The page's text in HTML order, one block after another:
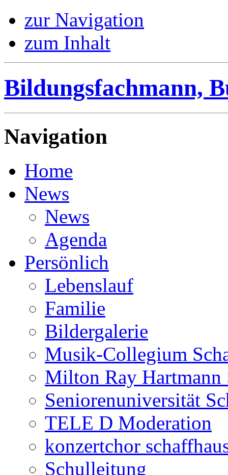
zur Navigation
zum Inhalt
Bildungsfachmann,
Navigation
Home
News
News
Agenda
Persönlich
Lebenslauf
Familie
Bildergalerie
Musik-Collegium
Milton Ray
Seniorenuniversität
TELE D Moderation
konzertchor
Schulleitung